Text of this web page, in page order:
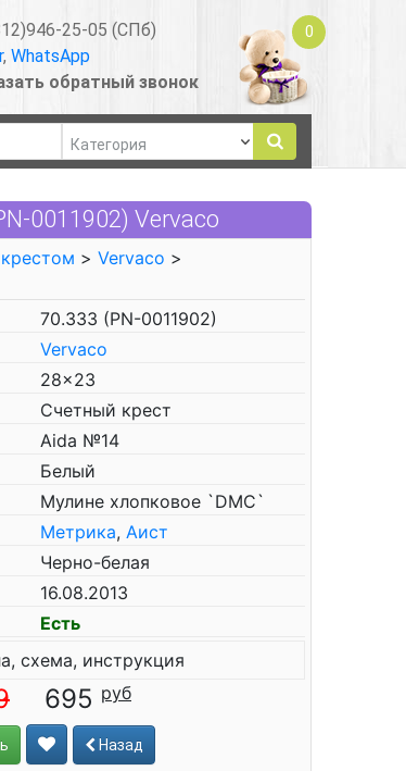
25-05 (СПб)
, WhatsApp
обратный звонок
0
0011902) Vervaco
> Vervaco >
70.333 (PN-0011902)
Vervaco
28x23
Счетный крест
Aida №14
Белый
Мулине хлопковое `DMC`
Метрика, Аист
Черно-белая
16.08.2013
Есть
схема, инструкция
695
Назад